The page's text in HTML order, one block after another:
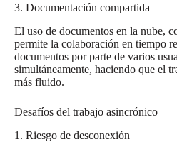
3. Documentación compartida
El uso de documentos en la nube,
permite la colaboración en tiempo
documentos por parte de varios
simultáneamente, haciendo que el
más fluido.
Desafíos del trabajo asincrónico
1. Riesgo de desconexión